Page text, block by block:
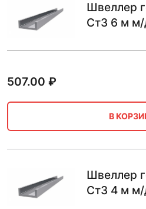
Швеллер
Ст3 6 м
507.00 ₽
В
Швеллер
Ст3 4 м